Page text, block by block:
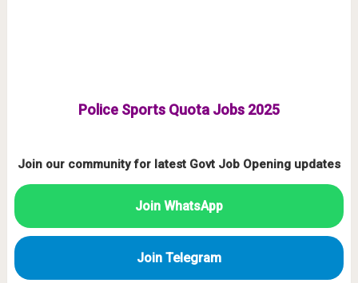
Police Sports Quota Jobs 2025
Join our community for latest Govt Job Opening updates
Join WhatsApp
Join Telegram